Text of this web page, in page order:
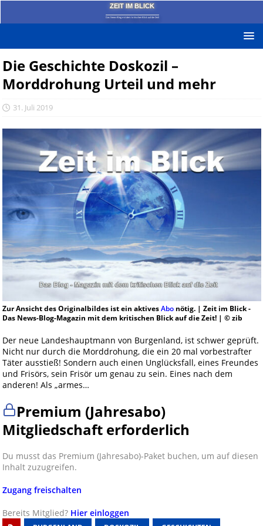
ZEIT IM BLICK
Das News-Blog mit dem kritischen Blick auf die Zeit!
Die Geschichte Doskozil –
Morddrohung Urteil und mehr
31. Juli 2019
Zur Ansicht des Originalbildes ist ein aktivesAbonötig. | Zeit im Blick -
Das News-Blog-Magazin mit dem kritischen Blick auf die Zeit! | © zib
Der neue Landeshauptmann von Burgenland, ist schwer geprüft.
Nicht nur durch die Morddrohung, die ein 20 mal vorbestrafter
Täter ausstieß! Sondern auch einen Unglücksfall, eines Freundes
und Frisörs, sein Frisör um genau zu sein. Eines nach dem
anderen! Als „armes…
Premium (Jahresabo)
Mitgliedschaft erforderlich
Du musst das Premium (Jahresabo)-Paket buchen, um auf diesen
Inhalt zuzugreifen.
Zugang freischalten
Bereits Mitglied? Hier einloggen